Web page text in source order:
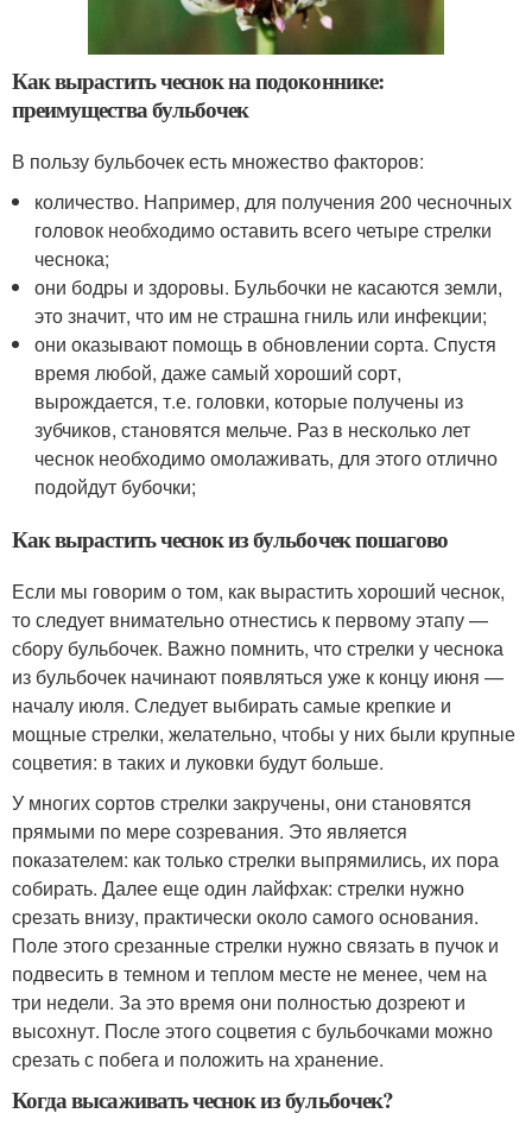
Как вырастить чеснок на подоконнике:
преимущества бульбочек
В пользу бульбочек есть множество факторов:
количество. Например, для получения 200 чесночных
головок необходимо оставить всего четыре стрелки
чеснока;
они бодры и здоровы. Бульбочки не касаются земли,
это значит, что им не страшна гниль или инфекции;
они оказывают помощь в обновлении сорта. Спустя
время любой, даже самый хороший сорт,
вырождается, т.е. головки, которые получены из
зубчиков, становятся мельче. Раз в несколько лет
чеснок необходимо омолаживать, для этого отлично
подойдут бубочки;
Как вырастить чеснок из бульбочек пошагово
Если мы говорим о том, как вырастить хороший чеснок,
то следует внимательно отнестись к первому этапу —
сбору бульбочек. Важно помнить, что стрелки у чеснока
из бульбочек начинают появляться уже к концу июня —
началу июля. Следует выбирать самые крепкие и
мощные стрелки, желательно, чтобы у них были крупные
соцветия: в таких и луковки будут больше.
У многих сортов стрелки закручены, они становятся
прямыми по мере созревания. Это является
показателем: как только стрелки выпрямились, их пора
собирать. Далее еще один лайфхак: стрелки нужно
срезать внизу, практически около самого основания.
Поле этого срезанные стрелки нужно связать в пучок и
подвесить в темном и теплом месте не менее, чем на
три недели. За это время они полностью дозреют и
высохнут. После этого соцветия с бульбочками можно
срезать с побега и положить на хранение.
Когда высаживать чеснок из бульбочек?